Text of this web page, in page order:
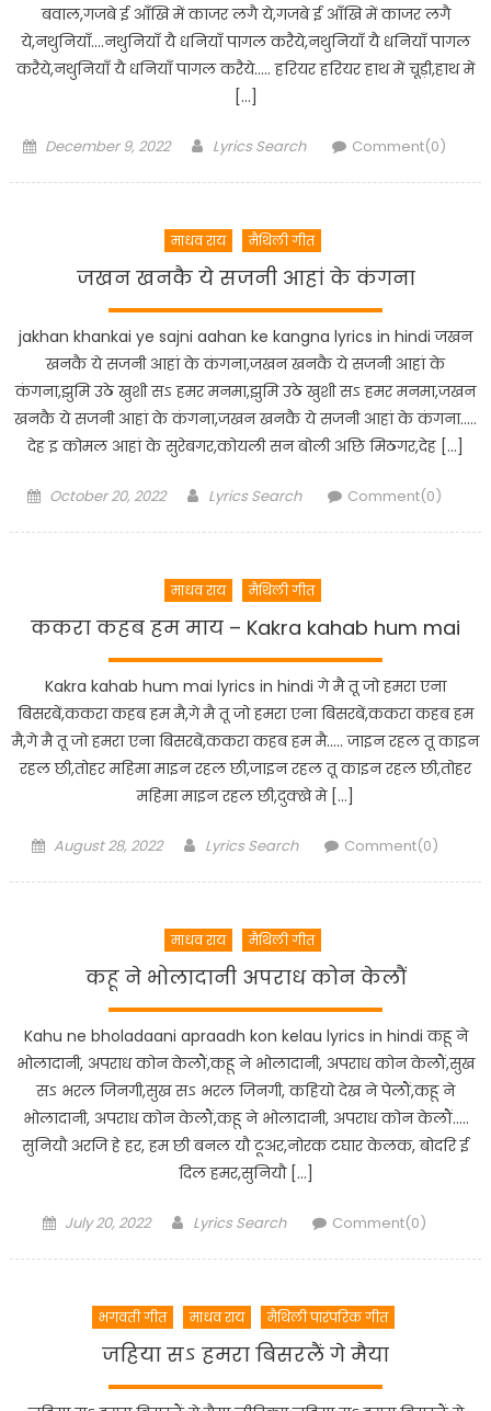
बवाल,गजबे ई आँखि में काजर लगै ये,गजबे ई आँखि में काजर लगै
ये,नथुनियाँ….नथुनियाँ यै धनियाँ पागल करैये,नथुनियाँ यै धनियाँ पागल
करैये,नथुनियाँ यै धनियाँ पागल करैये….. हरियर हरियर हाथ में चूड़ी,हाथ में
[…]
Posted
December 9, 2022 Author
Lyrics Search Comment(0)
माधव राय मैथिली गीत
जखन खनकै ये सजनी आहां के कंगना
jakhan khankai ye sajni aahan ke kangna lyrics in hindi जखन
खनकै ये सजनी आहां के कंगना,जखन खनकै ये सजनी आहां के
कंगना,झुमि उठे खुशी सऽ हमर मनमा,झुमि उठे खुशी सऽ हमर मनमा,जखन
खनकै ये सजनी आहां के कंगना,जखन खनकै ये सजनी आहां के कंगना…..
देह इ कोमल आहां के सुरेबगर,कोयली सन बोली अछि मिठगर,देह […]
Posted
October 20, 2022 Author
Lyrics Search Comment(0)
माधव राय मैथिली गीत
ककरा कहब हम माय – Kakra kahab hum mai
Kakra kahab hum mai lyrics in hindi गे मै तू जो हमरा एना
बिसरबें,ककरा कहब हम मै,गे मै तू जो हमरा एना बिसरबें,ककरा कहब हम
मै,गे मै तू जो हमरा एना बिसरबें,ककरा कहब हम मै….. जाइन रहल तू काइन
रहल छी,तोहर महिमा माइन रहल छी,जाइन रहल तू काइन रहल छी,तोहर
महिमा माइन रहल छी,दुक्खे मे […]
Posted
August 28, 2022 Author
Lyrics Search Comment(0)
माधव राय मैथिली गीत
कहू ने भोलादानी अपराध कोन केलौं
Kahu ne bholadaani apraadh kon kelau lyrics in hindi कहू ने
भोलादानी, अपराध कोन केलौं,कहू ने भोलादानी, अपराध कोन केलौं,सुख
सऽ भरल जिनगी,सुख सऽ भरल जिनगी, कहियो देख ने पेलौं,कहू ने
भोलादानी, अपराध कोन केलौं,कहू ने भोलादानी, अपराध कोन केलौं…..
सुनियौ अरजि हे हर, हम छी बनल यौ टूअर,नोरक टघार केलक, बोदरि ई
दिल हमर,सुनियौ […]
Posted
July 20, 2022 Author
Lyrics Search Comment(0)
भगवती गीत माधव राय मैथिली पारंपरिक गीत
जहिया सऽ हमरा बिसरलैं गे मैया